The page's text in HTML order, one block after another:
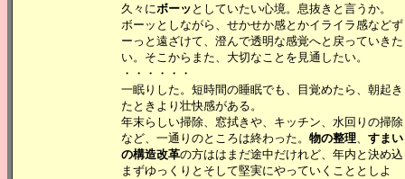
久々にボーッ としていたい心境。息抜きと言うか。
ボーッとしながら、せかせか感とかイライラ感などず
ーっと遠ざけて、澄んで透明な感覚へと戻っていきた
い。そこからまた、大切なことを見通したい。
・・・・・・
一眠りした。短時間の睡眠でも、目覚めたら、朝起き
たときより壮快感がある。
年末らしい掃除、窓拭きや、キッチン、水回りの掃除
など、一通りのところは終わった。 物の整理、 すまい
の構造改革の方ははまだ途中だけれど、年内と決め込
まずゆっくりとそして堅実にやっていくこととしよ